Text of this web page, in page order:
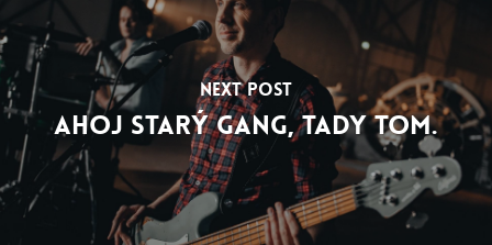
Next Post
Ahoj starý gang, tady Tom.